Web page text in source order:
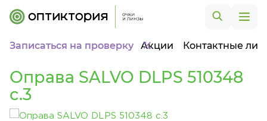
Записаться на проверку Акции Контактные
Оправа SALVO DLPS 510348
c.3